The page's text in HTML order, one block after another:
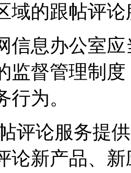
域的跟帖评
信息办公室
监督管理制
行为。
评论服务提
论新产品、